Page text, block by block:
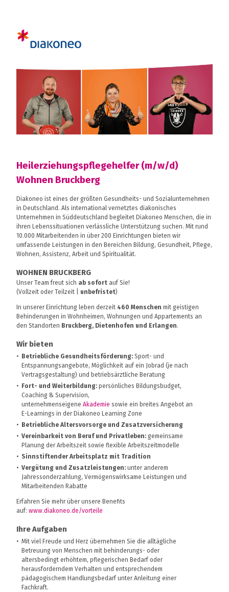
Heilerziehungspflegehelfer (m/w/d)
Wohnen Bruckberg
Diakoneo ist eines der größten Gesundheits- und Sozialunternehmen
in Deutschland. Als international vernetztes diakonisches
Unternehmen in Süddeutschland begleitet Diakoneo Menschen, die in
ihren Lebenssituationen verlässliche Unterstützung suchen. Mit rund
10.000 Mitarbeitenden in über 200 Einrichtungen bieten wir
umfassende Leistungen in den Bereichen Bildung, Gesundheit, Pflege,
Wohnen, Assistenz, Arbeit und Spiritualität.
WOHNEN BRUCKBERG
Unser Team freut sich ab sofort auf Sie!
(Vollzeit oder Teilzeit | unbefristet)
In unserer Einrichtung leben derzeit 460 Menschen mit geistigen
Behinderungen in Wohnheimen, Wohnungen und Appartements an
den Standorten Bruckberg, Dietenhofen und Erlangen.
Wir bieten
Betriebliche Gesundheitsförderung: Sport- und
Entspannungsangebote, Möglichkeit auf ein Jobrad (je nach
Vertragsgestaltung) und betriebsärztliche Beratung
Fort- und Weiterbildung: persönliches Bildungsbudget,
Coaching & Supervision,
unternehmenseigene Akademie sowie ein breites Angebot an
E-Learnings in der Diakoneo Learning Zone
Betriebliche Altersvorsorge und Zusatzversicherung
Vereinbarkeit von Beruf und Privatleben: gemeinsame
Planung der Arbeitszeit sowie flexible Arbeitszeitmodelle
Sinnstiftender Arbeitsplatz mit Tradition
Vergütung und Zusatzleistungen: unter anderem
Jahressonderzahlung, Vermögenswirksame Leistungen und
Mitarbeitenden Rabatte
Erfahren Sie mehr über unsere Benefits
auf: www.diakoneo.de/vorteile
Ihre Aufgaben
Mit viel Freude und Herz übernehmen Sie die alltägliche
Betreuung von Menschen mit behinderungs- oder
altersbedingt erhöhtem, pflegerischen Bedarf oder
herausforderndem Verhalten und entsprechendem
pädagogischem Handlungsbedarf unter Anleitung einer
Fachkraft.